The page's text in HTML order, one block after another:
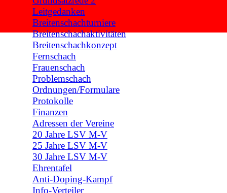
Leitgedanken
Breitenschachturniere
Breitenschachaktivitäten
Breitenschachkonzept
Fernschach
Frauenschach
Problemschach
Ordnungen/Formulare
Protokolle
Finanzen
Adressen der Vereine
20 Jahre LSV M-V
25 Jahre LSV M-V
30 Jahre LSV M-V
Ehrentafel
Anti-Doping-Kampf
Info-Verteiler